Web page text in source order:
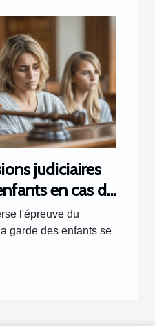
judiciaires
en cas de
l'épreuve du
garde des enfants se